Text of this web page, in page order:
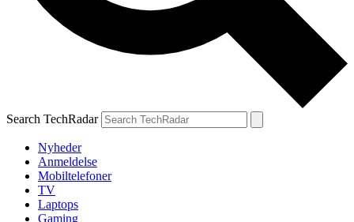
Search TechRadar
Nyheder
Anmeldelse
Mobiltelefoner
TV
Laptops
Gaming